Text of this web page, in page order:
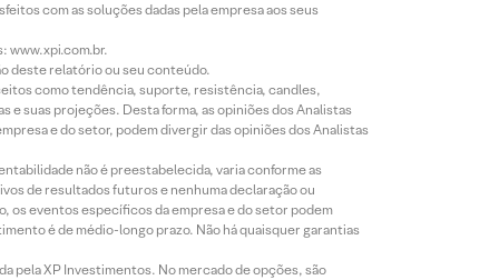
com as soluções dadas pela empresa aos seus
www.xpi.com.br.
deste relatório ou seu conteúdo.
como tendência, suporte, resistência, candles,
e suas projeções. Desta forma, as opiniões dos Analistas
e do setor, podem divergir das opiniões dos Analistas
não é preestabelecida, varia conforme as
de resultados futuros e nenhuma declaração ou
os eventos específicos da empresa e do setor podem
é de médio-longo prazo. Não há quaisquer garantias
pela XP Investimentos. No mercado de opções, são